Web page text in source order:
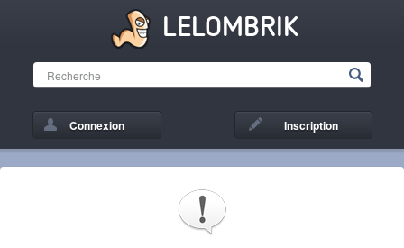
LELOMBRIK
Connexion Inscription